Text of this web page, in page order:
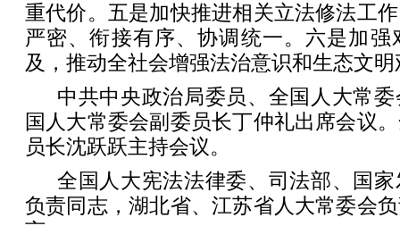
重代价。五是加快推进相关立法修法工
严密、衔接有序、协调统一。六是加
及，推动全社会增强法治意识和生态文
中共中央政治局委员、全国人大常
国人大常委会副委员长丁仲礼出席会议
员长沈跃跃主持会议。
全国人大宪法法律委、司法部、国
负责同志，湖北省、江苏省人大常委会